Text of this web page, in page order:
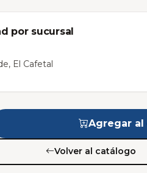
por sucursal
El Cafetal
Agregar
Volver al catálogo